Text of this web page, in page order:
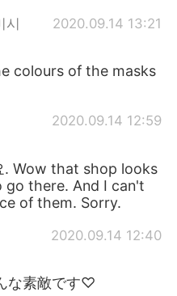
시 2020.09.14 13:21
colours of the masks
2020.09.14 12:59
. Wow that shop looks
go there. And I can't
of them. Sorry.
2020.09.14 12:40
な素敵です♡